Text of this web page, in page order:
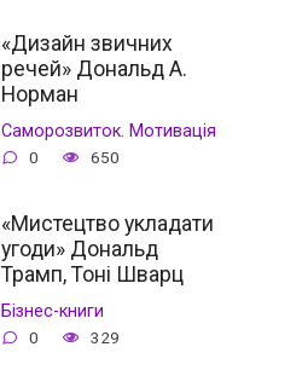
«Дизайн звичних
речей» Дональд А.
Норман
Саморозвиток. Мотивація
0 650
«Мистецтво укладати
угоди» Дональд
Трамп, Тоні Шварц
Бізнес-книги
0 329